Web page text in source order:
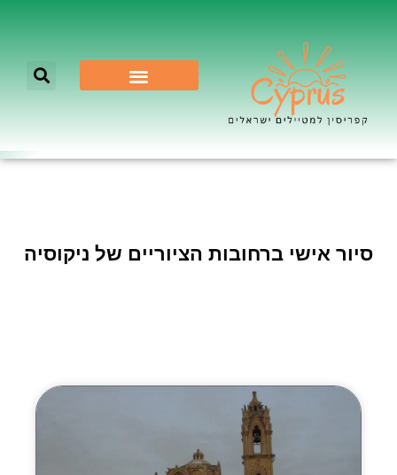
סיור אישי ברחובות הציוריים של ניקוסיה